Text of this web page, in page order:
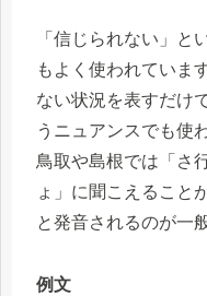
「信じられない」と
もよく使われていま
ない状況を表すだけ
うニュアンスでも使
鳥取や島根では「さ
ょ」に聞こえること
と発音されるのが一
例文